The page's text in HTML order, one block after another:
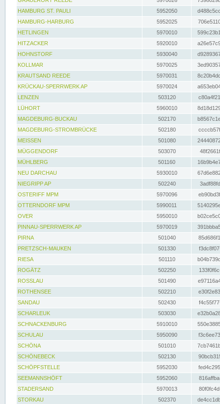
HAMBURG ST. PAULI
5952050
HAMBURG-HARBURG
5952025
HETLINGEN
5970010
HITZACKER
5920010
HOHNSTORF
5930040
KOLLMAR
5970025
KRAUTSAND REEDE
5970031
KRÜCKAU-SPERRWERK AP
5970024
LENZEN
503120
LÜHORT
5960010
MAGDEBURG-BUCKAU
502170
MAGDEBURG-STROMBRÜCKE
502180
MEISSEN
501080
MÜGGENDORF
503070
MÜHLBERG
501160
NEU DARCHAU
5930010
NIEGRIPP AP
502240
OSTERIFF MPM
5970096
OTTERNDORF MPM
5990011
OVER
5950010
PINNAU-SPERRWERK AP
5970019
PIRNA
501040
PRETZSCH-MAUKEN
501330
RIESA
501110
ROGÄTZ
502250
ROSSLAU
501490
ROTHENSEE
502210
SANDAU
502430
SCHARLEUK
503030
SCHNACKENBURG
5910010
SCHULAU
5950090
SCHÖNA
501010
SCHÖNEBECK
502130
SCHÖPFSTELLE
5952030
SEEMANNSHÖFT
5952060
STADERSAND
5970013
STORKAU
502370